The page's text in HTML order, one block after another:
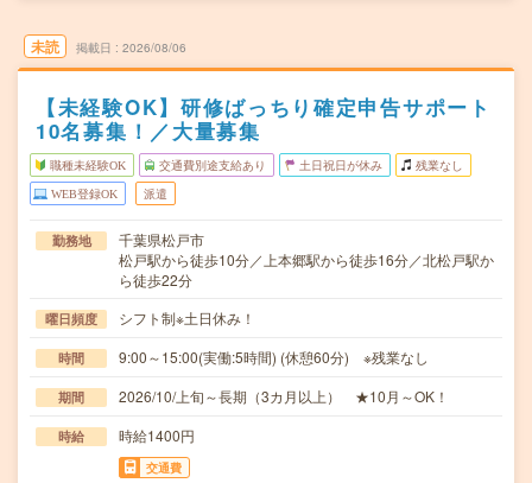
未読 掲載日 2026/08/06
【未経験OK】研修ばっちり確定申告サポート
10名募集！／大量募集
職種未経験OK 交通費別途支給あり 土日祝日が休み 残業なし
WEB登録OK 派遣
勤務地
千葉県松戸市
松戸駅から徒歩10分／上本郷駅から徒歩16分／北松戸駅か
ら徒歩22分
曜日頻度 シフト制※土日休み！
時間 9:00～15:00(実働:5時間) (休憩60分) ※残業なし
期間 2026/10/上旬～長期（3カ月以上） ★10月～OK！
時給 時給1400円
交通費